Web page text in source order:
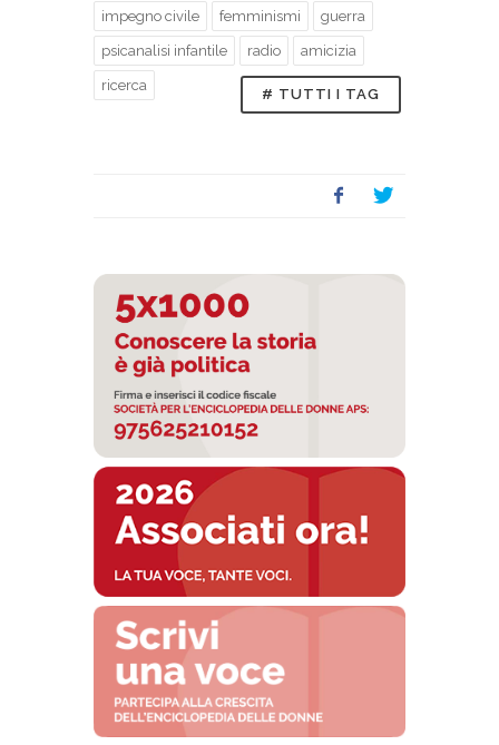
impegno civile femminismi guerra
psicanalisi infantile radio amicizia
ricerca
# TUTTI I TAG